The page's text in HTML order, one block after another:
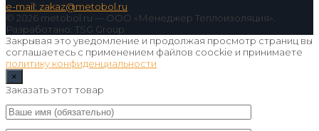
e-mail: zakaz@metobol.ru
© 2026 metobol.ru — ООО «Менеджер Теплоизоляция».
Разработано: TSG Group
Закрывая это уведомление и продолжая просмотр страниц вы
соглашаетесь с применением файлов coockie и принимаете
политику конфиденциальности
×
Заказать этот товар